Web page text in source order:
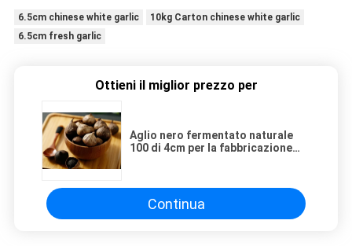
6.5cm chinese white garlic
10kg Carton chinese white garlic
6.5cm fresh garlic
Ottieni il miglior prezzo per
Aglio nero fermentato naturale
100 di 4cm per la fabbricazione
Continua